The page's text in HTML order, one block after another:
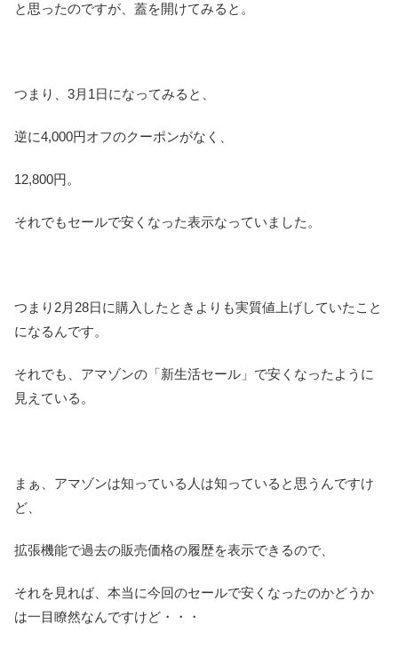
と思ったのですが、蓋を開けてみると。
つまり、3月1日になってみると、
逆に4,000円オフのクーポンがなく、
12,800円。
それでもセールで安くなった表示なっていました。
つまり2月28日に購入したときよりも実質値上げしていたこと
になるんです。
それでも、アマゾンの「新生活セール」で安くなったように
見えている。
まぁ、アマゾンは知っている人は知っていると思うんですけ
ど、
拡張機能で過去の販売価格の履歴を表示できるので、
それを見れば、本当に今回のセールで安くなったのかどうか
は一目瞭然なんですけど・・・